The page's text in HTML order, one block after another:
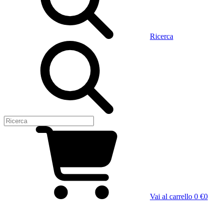
Ricerca
Vai al carrello 0 €0